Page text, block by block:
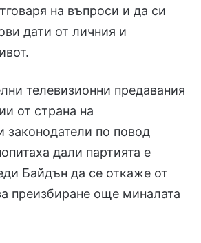
на въпроси и да си
дати от личния и
телевизионни предавания
от страна на
законодатели по повод
дали партията е
Байдън да се откаже от
преизбиране още миналата